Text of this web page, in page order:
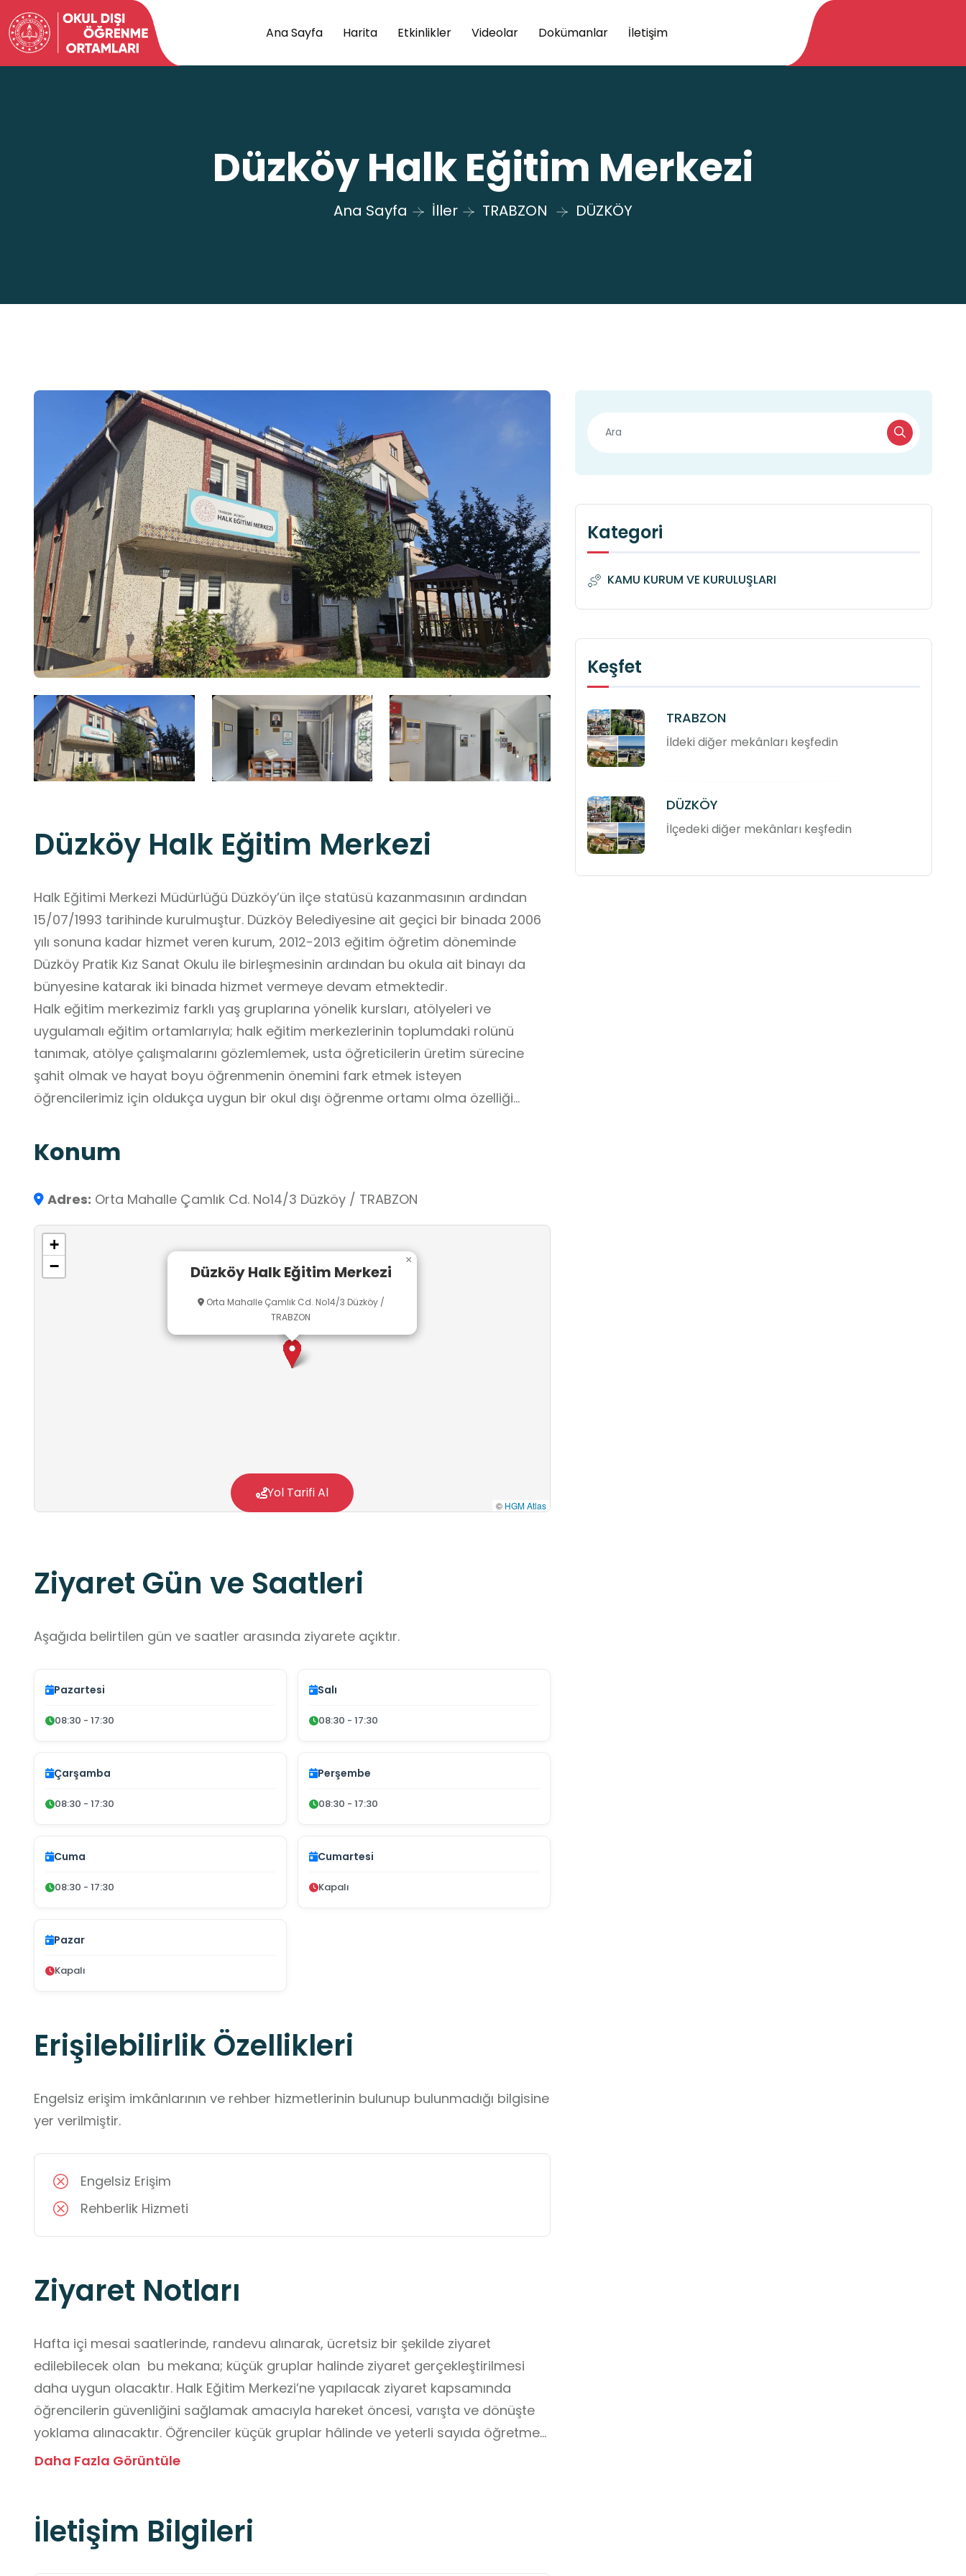
Ana Sayfa Harita Etkinlikler Videolar Dokümanlar İletişim
Düzköy Halk Eğitim Merkezi
Ana Sayfa İller TRABZON DÜZKÖY
Düzköy Halk Eğitim Merkezi
Halk Eğitimi Merkezi Müdürlüğü Düzköy’ün ilçe statüsü kazanmasının ardından
15/07/1993 tarihinde kurulmuştur. Düzköy Belediyesine ait geçici bir binada 2006
yılı sonuna kadar hizmet veren kurum, 2012-2013 eğitim öğretim döneminde
Düzköy Pratik Kız Sanat Okulu ile birleşmesinin ardından bu okula ait binayı da
bünyesine katarak iki binada hizmet vermeye devam etmektedir.
Halk eğitim merkezimiz farklı yaş gruplarına yönelik kursları, atölyeleri ve
uygulamalı eğitim ortamlarıyla; halk eğitim merkezlerinin toplumdaki rolünü
tanımak, atölye çalışmalarını gözlemlemek, usta öğreticilerin üretim sürecine
şahit olmak ve hayat boyu öğrenmenin önemini fark etmek isteyen
öğrencilerimiz için oldukça uygun bir okul dışı öğrenme ortamı olma özelliği
Konum
Adres: Orta Mahalle Çamlık Cd. No14/3 Düzköy / TRABZON
Düzköy Halk Eğitim Merkezi
Orta Mahalle Çamlık Cd. No14/3 Düzköy /
TRABZON
×
+
−
© HGM Atlas
Yol Tarifi Al
Ziyaret Gün ve Saatleri
Aşağıda belirtilen gün ve saatler arasında ziyarete açıktır.
Pazartesi
08:30 - 17:30
Salı
08:30 - 17:30
Çarşamba
08:30 - 17:30
Perşembe
08:30 - 17:30
Cuma
08:30 - 17:30
Cumartesi
Kapalı
Pazar
Kapalı
Erişilebilirlik Özellikleri
Engelsiz erişim imkânlarının ve rehber hizmetlerinin bulunup bulunmadığı bilgisine
yer verilmiştir.
Engelsiz Erişim
Rehberlik Hizmeti
Ziyaret Notları
Hafta içi mesai saatlerinde, randevu alınarak, ücretsiz bir şekilde ziyaret
edilebilecek olan  bu mekana; küçük gruplar halinde ziyaret gerçekleştirilmesi
daha uygun olacaktır. Halk Eğitim Merkezi’ne yapılacak ziyaret kapsamında
öğrencilerin güvenliğini sağlamak amacıyla hareket öncesi, varışta ve dönüşte
yoklama alınacaktır. Öğrenciler küçük gruplar hâlinde ve yeterli sayıda öğretmen
refakatinde yönlendirilecektir. Güzergâh ve ulaşım araçları önceden kontrol
öğretmen gözetimiyle girilecektir. Acil durum çıkışları, toplanma noktaları ve
tahliye prosedürleri önceden belirlenerek öğrencilere açıklanacaktır. Sağlık
Daha Fazla Görüntüle
İletişim Bilgileri
Kategori
KAMU KURUM VE KURULUŞLARI
Keşfet
TRABZON
İldeki diğer mekânları keşfedin
DÜZKÖY
İlçedeki diğer mekânları keşfedin